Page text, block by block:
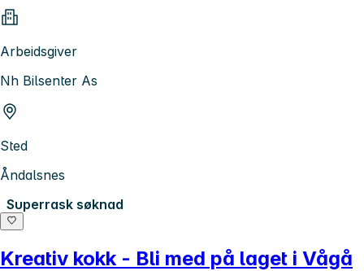
Arbeidsgiver
Nh Bilsenter As
Sted
Åndalsnes
Superrask søknad
Kreativ kokk - Bli med på laget i Vågå